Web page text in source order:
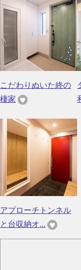
こだわりぬいた終の
棲家
アプローチトンネル
と台収納オ...